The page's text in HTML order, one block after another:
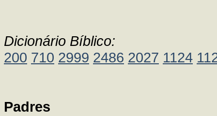
Dicionário Bíblico:
200 710 2999 2486 2027 1124
Padres